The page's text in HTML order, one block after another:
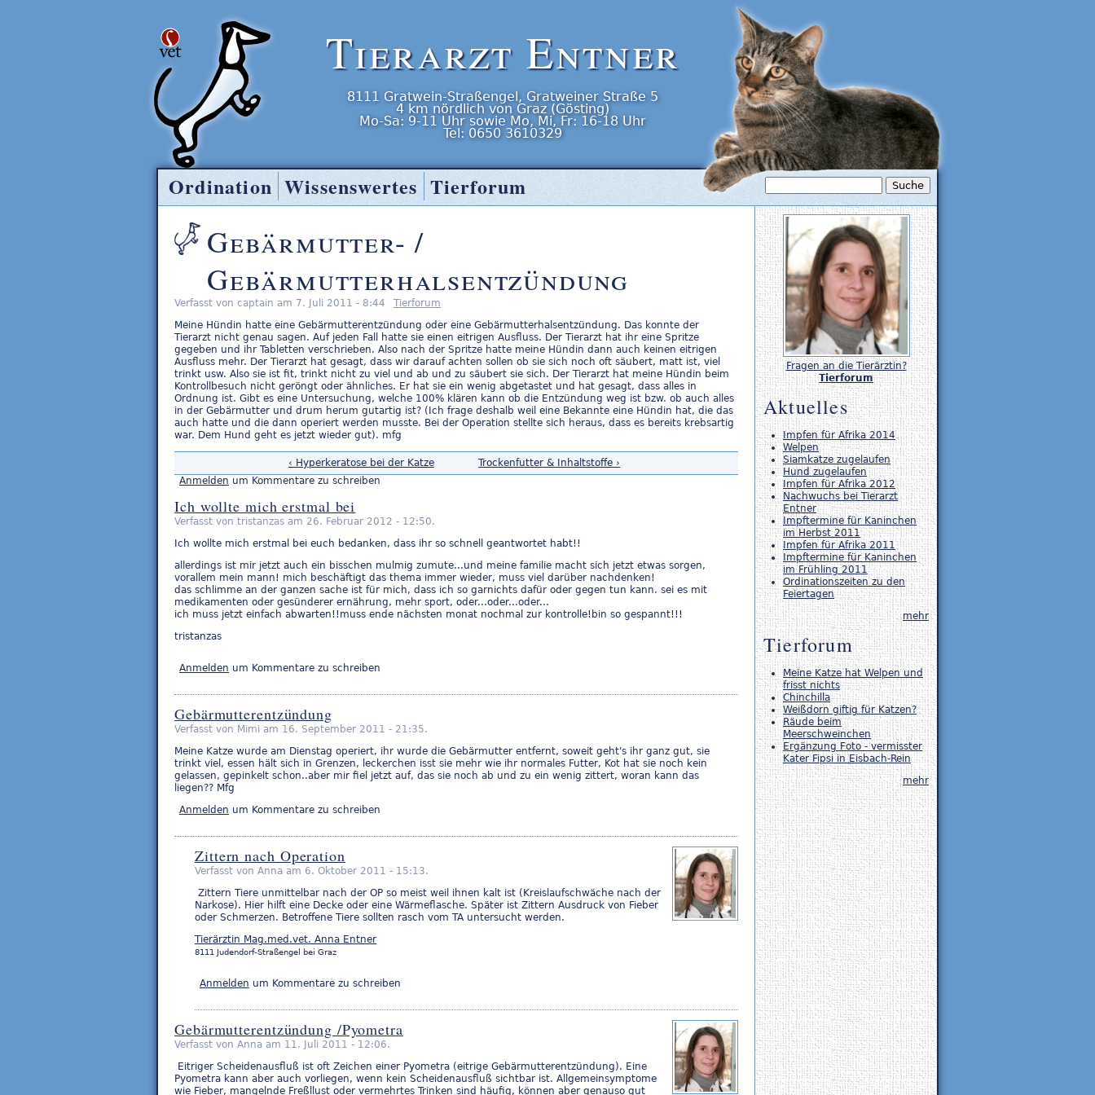
Tierarzt Entner
8111 Gratwein-Straßengel, Gratweiner Straße 5
4 km nördlich von Graz (Gösting)
Mo-Sa: 9-11 Uhr sowie Mo, Mi, Fr: 16-18 Uhr
Tel: 0650 3610329
Gebärmutter- /
Gebärmutterhalsentzündung
Verfasst von captain am 7. Juli 2011 - 8:44
Tierforum
Meine Hündin hatte eine Gebärmutterentzündung oder eine Gebärmutterhalsentzündung. Das konnte der
Tierarzt nicht genau sagen. Auf jeden Fall hatte sie einen eitrigen Ausfluss. Der Tierarzt hat ihr eine Spritze
gegeben und ihr Tabletten verschrieben. Also nach der Spritze hatte meine Hündin dann auch keinen eitrigen
Ausfluss mehr. Der Tierarzt hat gesagt, dass wir darauf achten sollen ob sie sich noch oft säubert, matt ist, viel
trinkt usw. Also sie ist fit, trinkt nicht zu viel und ab und zu säubert sie sich. Der Tierarzt hat meine Hündin beim
Kontrollbesuch nicht geröngt oder ähnliches. Er hat sie ein wenig abgetastet und hat gesagt, dass alles in
Ordnung ist. Gibt es eine Untersuchung, welche 100% klären kann ob die Entzündung weg ist bzw. ob auch alles
in der Gebärmutter und drum herum gutartig ist? (Ich frage deshalb weil eine Bekannte eine Hündin hat, die das
auch hatte und die dann operiert werden musste. Bei der Operation stellte sich heraus, dass es bereits krebsartig
war. Dem Hund geht es jetzt wieder gut). mfg
‹ Hyperkeratose bei der Katze
Trockenfutter & Inhaltstoffe ›
Anmelden um Kommentare zu schreiben
Ich wollte mich erstmal bei
Verfasst von tristanzas am 26. Februar 2012 - 12:50.
Ich wollte mich erstmal bei euch bedanken, dass ihr so schnell geantwortet habt!!
allerdings ist mir jetzt auch ein bisschen mulmig zumute...und meine familie macht sich jetzt etwas sorgen,
vorallem mein mann! mich beschäftigt das thema immer wieder, muss viel darüber nachdenken!
das schlimme an der ganzen sache ist für mich, dass ich so garnichts dafür oder gegen tun kann. sei es mit
medikamenten oder gesünderer ernährung, mehr sport, oder...oder...oder...
ich muss jetzt einfach abwarten!!muss ende nächsten monat nochmal zur kontrolle!bin so gespannt!!!
tristanzas
Anmelden um Kommentare zu schreiben
Gebärmutterentzündung
Verfasst von Mimi am 16. September 2011 - 21:35.
Meine Katze wurde am Dienstag operiert, ihr wurde die Gebärmutter entfernt, soweit geht's ihr ganz gut, sie
trinkt viel, essen hält sich in Grenzen, leckerchen isst sie mehr wie ihr normales Futter, Kot hat sie noch kein
gelassen, gepinkelt schon..aber mir fiel jetzt auf, das sie noch ab und zu ein wenig zittert, woran kann das
liegen?? Mfg
Anmelden um Kommentare zu schreiben
Zittern nach Operation
Verfasst von Anna am 6. Oktober 2011 - 15:13.
Zittern Tiere unmittelbar nach der OP so meist weil ihnen kalt ist (Kreislaufschwäche nach der
Narkose). Hier hilft eine Decke oder eine Wärmeflasche. Später ist Zittern Ausdruck von Fieber
oder Schmerzen. Betroffene Tiere sollten rasch vom TA untersucht werden.
Tierärztin Mag.med.vet. Anna Entner
8111 Judendorf-Straßengel bei Graz
Anmelden um Kommentare zu schreiben
Gebärmutterentzündung /Pyometra
Verfasst von Anna am 11. Juli 2011 - 12:06.
Eitriger Scheidenausfluß ist oft Zeichen einer Pyometra (eitrige Gebärmutterentzündung). Eine
Pyometra kann aber auch vorliegen, wenn kein Scheidenausfluß sichtbar ist. Allgemeinsymptome
wie Fieber, mangelnde Freßllust oder vermehrtes Trinken sind häufig, können aber genauso gut
Tierarzt Entner
Ordination Wissenswertes Tierforum
Fragen an die Tierärztin?
Tierforum
Aktuelles
Impfen für Afrika 2014
Welpen
Siamkatze zugelaufen
Hund zugelaufen
Impfen für Afrika 2012
Nachwuchs bei Tierarzt
Entner
Impftermine für Kaninchen
im Herbst 2011
Impfen für Afrika 2011
Impftermine für Kaninchen
im Frühling 2011
Ordinationszeiten zu den
Feiertagen
mehr
Tierforum
Meine Katze hat Welpen und
frisst nichts
Chinchilla
Weißdorn giftig für Katzen?
Räude beim
Meerschweinchen
Ergänzung Foto - vermisster
Kater Fipsi in Eisbach-Rein
mehr